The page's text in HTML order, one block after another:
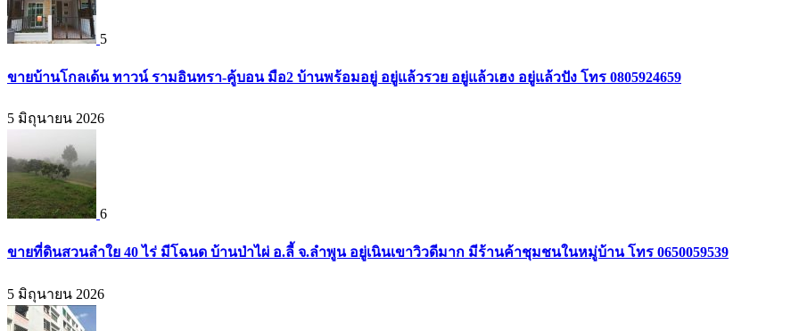
5
ขายบ้านโกลเด้น ทาวน์ รามอินทรา-คู้บอน มือ2 บ้านพร้อมอยู่ อยู่แล้วรวย อยู่แล้วเฮง อยู่แล้วปัง โทร 0805924659
5 มิถุนายน 2026
6
ขายที่ดินสวนลำใย 40 ไร่ มีโฉนด บ้านป่าไผ่ อ.ลี้ จ.ลำพูน อยู่เนินเขาวิวดีมาก มีร้านค้าชุมชนในหมู่บ้าน โทร 0650059539
5 มิถุนายน 2026